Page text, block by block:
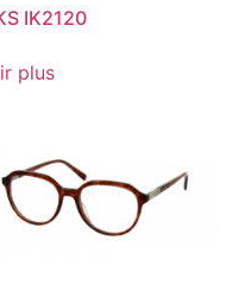
IK2120
plus